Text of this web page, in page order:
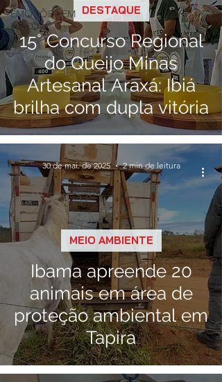
EMOÇÕES EM
FOCO
15° Concurso Regional
do Queijo Minas
Artesanal Araxá: Ibiá
brilha com dupla vitória
DESTAQUE
Ibama apreende 20
animais em área de
proteção ambiental em
Tapira
MEIO AMBIENTE
30 de mai. de 2025 2 min de leitura